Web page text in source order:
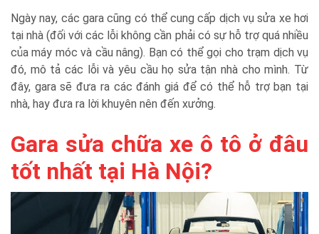
Ngày nay, các gara cũng có thể cung cấp dịch vụ sửa xe hơi
tại nhà (đối với các lỗi không cần phải có sự hỗ trợ quá nhiều
của máy móc và cầu nâng). Bạn có thể gọi cho trạm dịch vụ
đó, mô tả các lỗi và yêu cầu họ sửa tận nhà cho mình. Từ
đây, gara sẽ đưa ra các đánh giá để có thể hỗ trợ bạn tại
nhà, hay đưa ra lời khuyên nên đến xưởng.
Gara sửa chữa xe ô tô ở đâu
tốt nhất tại Hà Nội?